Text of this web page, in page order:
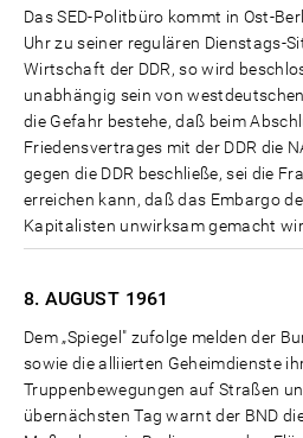
Das SED-Politbüro kommt in Ost-
Uhr zu seiner regulären Dienstags-
Wirtschaft der DDR, so wird
unabhängig sein von
die Gefahr bestehe, daß beim
Friedensvertrages mit der DDR die
gegen die DDR beschließe, sei die
erreichen kann, daß das Embargo
Kapitalisten unwirksam gemacht
8. AUGUST 1961
Dem „Spiegel" zufolge melden der
sowie die alliierten Geheimdienste
Truppenbewegungen auf Straßen
übernächsten Tag warnt der BND